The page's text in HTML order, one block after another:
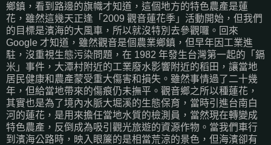
鄉鎮，看到路邊的旗幟才知道，這個地方的特色農產是蓮
花，雖然這幾天正逢「2009 觀音蓮花季」活動開始，但我們
的目標是濱海的大風車，所以就沒特別去參觀囉。回來
Google 才知道，雖然觀音是個農業鄉鎮，但早年因工業進
駐，沒重視生態污染問題，在 1982 年發生台灣第一起的「鎘
米」事件，大潭村附近的工業廢水影響附近的稻田，讓當地
居民健康和農產蒙受重大傷害和損失。雖然事情過了二十幾
年，但給當地帶來的傷痕仍未撫平。觀音鄉之所以種蓮花，
其實也是為了境內水脈大堀溪的生態保育，當時引進台南白
河的蓮花，是用來擔任當地水質的檢測員，當然現在轉變成
特色農產，反倒成為吸引觀光旅遊的資源作物。當我們車行
到濱海公路時，映入眼簾的是相當荒涼的景色，但海濱卻有